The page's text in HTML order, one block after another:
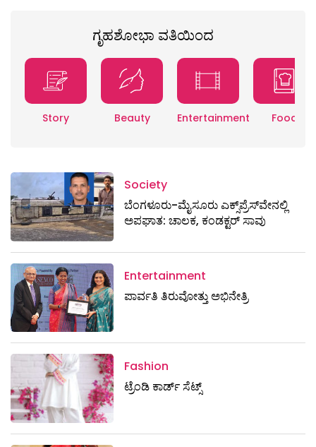
ಗೃಹಶೋಭಾ ವತಿಯಿಂದ
Story Beauty Entertainment Food
Society
ಬೆಂಗಳೂರು-ಮೈಸೂರು ಎಕ್ಸ್​ಪ್ರೆಸ್‌ವೇನಲ್ಲಿ
ಅಪಘಾತ: ಚಾಲಕ, ಕಂಡಕ್ಟರ್ ಸಾವು
Entertainment
ಪಾರ್ವತಿ ತಿರುವೋತ್ತು ಅಭಿನೇತ್ರಿ
Fashion
ಟ್ರೆಂಡಿ ಕಾರ್ಡ್‌ ಸೆಟ್ಸ್